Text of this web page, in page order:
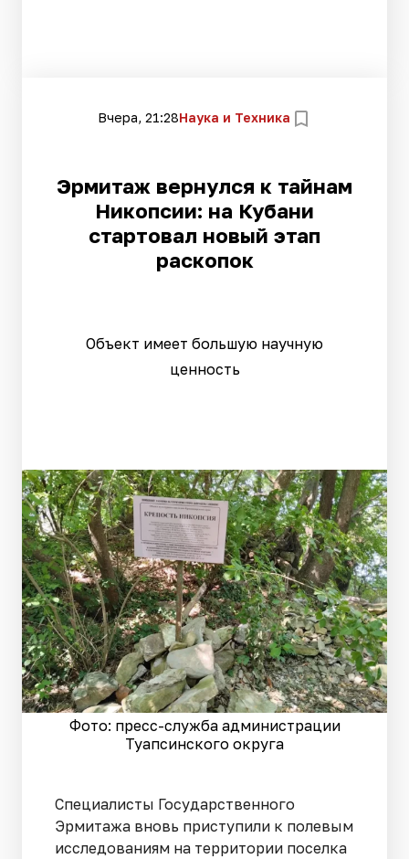
Вчера, 21:28Наука и Техника
Эрмитаж вернулся к тайнам
Никопсии: на Кубани
стартовал новый этап
раскопок
Объект имеет большую научную
ценность
Фото: пресс-служба администрации
Туапсинского округа
Специалисты Государственного
Эрмитажа вновь приступили к полевым
исследованиям на территории поселка